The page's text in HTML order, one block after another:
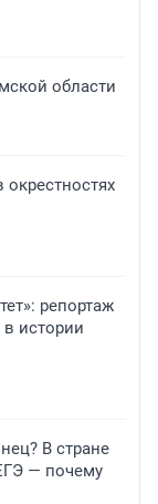
области
репортаж
истории
В стране
— почему